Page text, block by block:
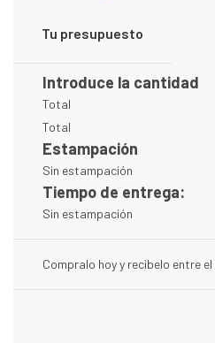
Tu presupuesto
Introduce la cantidad
Total
Total
Estampación
Sin estampación
Tiempo de entrega:
Sin estampación
Compralo hoy y recibelo entre el